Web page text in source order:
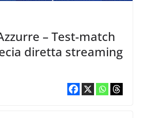
– Test-match
diretta streaming